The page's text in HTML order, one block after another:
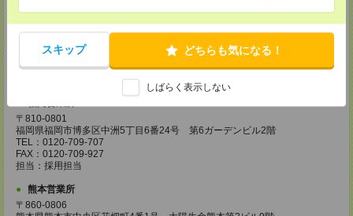
スキップ どちらも気になる！
しばらく表示しない
〒790-0003
愛媛県松山市三番町7丁目1番地21号 ジブラルタ生命松山ビル8階
TEL：0120-709-707
FAX：0120-709-890
〒810-0801
福岡県福岡市博多区中洲5丁目6番24号 第6ガーデンビル2階
TEL：0120-709-707
FAX：0120-709-927
担当：採用担当
熊本営業所
〒860-0806